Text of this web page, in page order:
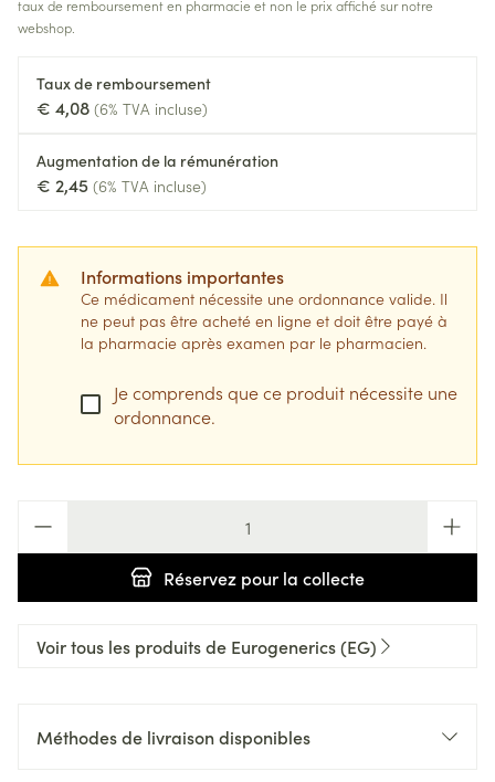
taux de remboursement en pharmacie et non le prix affiché sur notre
webshop.
Taux de remboursement
€ 4,08 (6% TVA incluse)
Augmentation de la rémunération
€ 2,45 (6% TVA incluse)
Informations importantes
Ce médicament nécessite une ordonnance valide. Il
ne peut pas être acheté en ligne et doit être payé à
la pharmacie après examen par le pharmacien.
Je comprends que ce produit nécessite une
ordonnance.
Réservez pour la collecte
Voir tous les produits de Eurogenerics (EG)
Méthodes de livraison disponibles